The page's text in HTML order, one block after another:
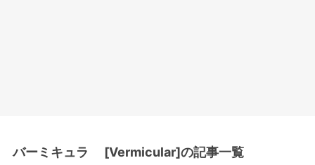
バーミキュラ [Vermicular]の記事一覧